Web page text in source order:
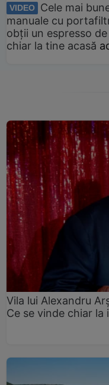
VIDEO
Cele mai
manuale cu
obții un espresso
chiar la tine acasă
Vila lui Alexandru
Ce se vinde chiar